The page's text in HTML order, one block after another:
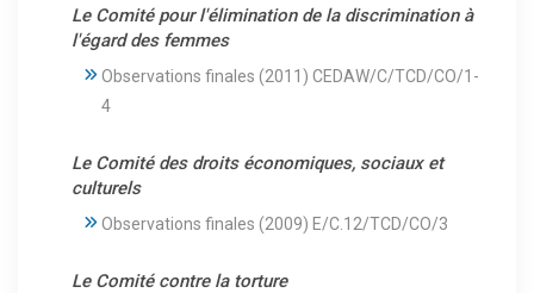
Le Comité pour l'élimination de la discrimination à
l'égard des femmes
Observations finales (2011) CEDAW/C/TCD/CO/1-
4
Le Comité des droits économiques, sociaux et
culturels
Observations finales (2009) E/C.12/TCD/CO/3
Le Comité contre la torture